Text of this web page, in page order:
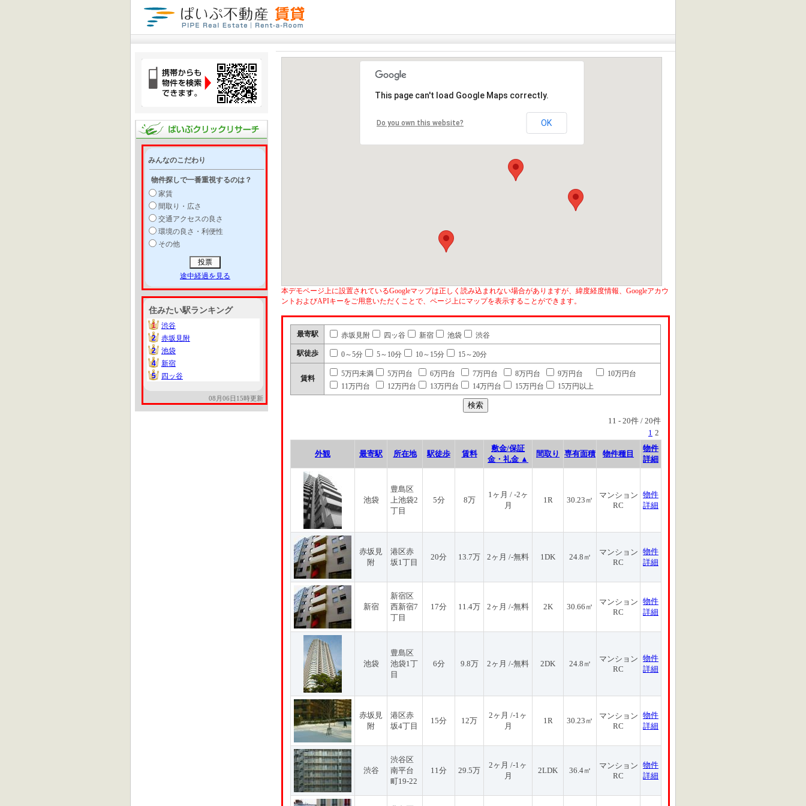
みんなのこだわり
物件探しで一番重視するのは？
家賃
間取り・広さ
交通アクセスの良さ
環境の良さ・利便性
その他
途中経過を見る
住みたい駅ランキング
1
1
渋谷
2
2
赤坂見附
2
2
池袋
4
4
新宿
5
5 四ッ谷
08月06日15時更新
This page can't load Google Maps correctly.
Do you own this website? OK
本デモページ上に設置されているGoogleマップは正しく読み込まれない場合がありますが、緯度経度情報、Googleアカウ
ントおよびAPIキーをご用意いただくことで、ページ上にマップを表示することができます。
最寄駅 赤坂見附 四ッ谷 新宿 池袋 渋谷
駅徒歩 0～5分 5～10分 10～15分 15～20分
賃料
5万円未満 5万円台 6万円台 7万円台 8万円台 9万円台
10万円台
11万円台
12万円台 13万円台 14万円台 15万円台 15万円以上
11 - 20件 / 20件
1 2
外観 最寄駅 所在地 駅徒歩 賃料
敷金/保証
金・礼金 ▲
間取り 専有面積 物件種目
物件
詳細
池袋
豊島区
上池袋2
丁目
5分 8万
1ヶ月 / -2ヶ
月
1R 30.23㎡
マンション
RC
物件
詳細
赤坂見
附
港区赤
坂1丁目
20分 13.7万 2ヶ月 /-無料 1DK 24.8㎡
マンション
RC
物件
詳細
新宿
新宿区
西新宿7
丁目
17分 11.4万 2ヶ月 /-無料 2K 30.66㎡
マンション
RC
物件
詳細
池袋
豊島区
池袋1丁
目
6分 9.8万 2ヶ月 /-無料 2DK 24.8㎡
マンション
RC
物件
詳細
赤坂見
附
港区赤
坂4丁目
15分 12万
2ヶ月 /-1ヶ
月
1R 30.23㎡
マンション
RC
物件
詳細
渋谷
渋谷区
南平台
町19-22
11分 29.5万
2ヶ月 /-1ヶ
月
2LDK 36.4㎡
マンション
RC
物件
詳細